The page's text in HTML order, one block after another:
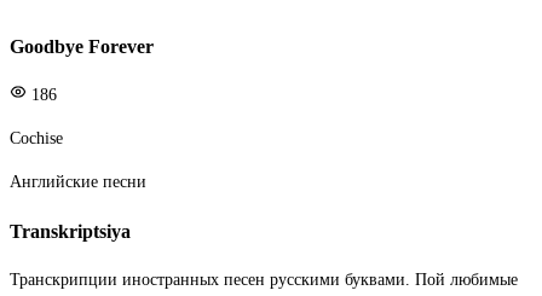
Goodbye Forever
186
Cochise
Английские песни
Transkriptsiya
Транскрипции иностранных песен русскими буквами. Пой любимые